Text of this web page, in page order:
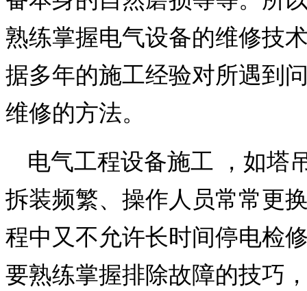
熟练掌握电气设备的维修技
据多年的施工经验对所遇到
维修的方法。
电气工程设备施工 ，如塔
拆装频繁、操作人员常常更
程中又不允许长时间停电检
要熟练掌握排除故障的技巧